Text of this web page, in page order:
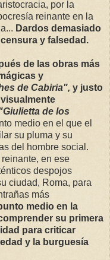
por la
reinante en la
Dardos demasiado
y falsedad.
de las obras más
y
de Cabiria", y justo
de los
medio en el que el
su pluma y su
del hombre social.
en ese
despojos
ciudad, Roma, para
más
medio en la
su primera
para criticar
y la burguesía